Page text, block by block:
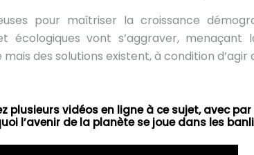
pour maîtriser la croissance
écologiques vont s’aggraver, menaçant
des solutions existent, à condition
plusieurs vidéos en ligne à ce sujet, avec par
l’avenir de la planète se joue dans les